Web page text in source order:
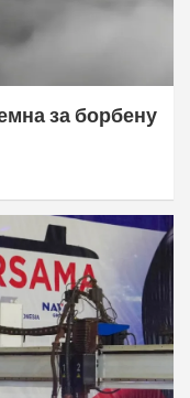
за борбену